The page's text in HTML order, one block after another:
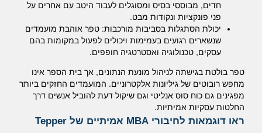
חדים, מבוססי בסיס ומסוגלים לעבוד היטב עם אחרים על
פני פונקציות ונקודות מבט.
יכולת הסתגלות בסביבות מורכבות: טפר אוהבת מועמדים
שנשארים רגועים בעמימות ויכולים לפעול במקומות בהם
עסקים, טכנולוגיה ואסטרטגיה חופפים.
טפר בולטת בגישתה לניהול מונעת הנתונים, אך בית הספר אינו
מחפש רובוטים של גיליונות אלקטרוניים. המועמדים החזקים ביותר
מפגינים גם כוח סוס אנליטי וגם שיקול דעת להוביל אנשים דרך
החלטות עסקיות אמיתיות.
ראו דוגמאות לחיבורי MBA אמיתיים של Tepper